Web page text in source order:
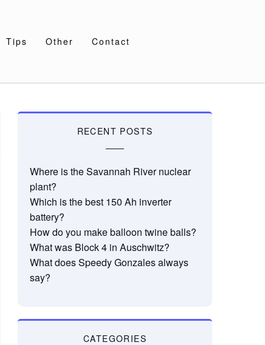
Tips Other Contact
RECENT POSTS
Where is the Savannah River nuclear
plant?
Which is the best 150 Ah inverter
battery?
How do you make balloon twine balls?
What was Block 4 in Auschwitz?
What does Speedy Gonzales always
say?
CATEGORIES